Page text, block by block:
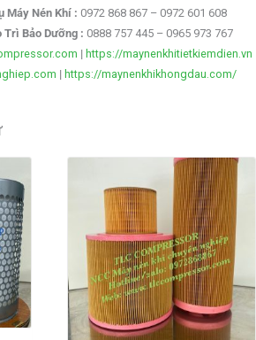
Máy Nén Khí : 0972 868 867 – 0972 601 608
Trì Bảo Dưỡng : 0888 757 445 – 0965 973 767
|https://maynenkhitietkiemdien.vn
|https://maynenkhikhongdau.com/